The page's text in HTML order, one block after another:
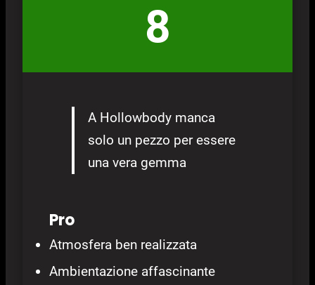
8
A Hollowbody manca
solo un pezzo per essere
una vera gemma
Pro
Atmosfera ben realizzata
Ambientazione affascinante